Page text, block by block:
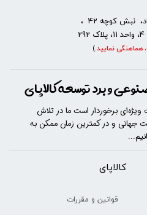
​​کالاپای
قوانین و مقررات
و برد توسعه کالاپای
ویژه‌ای برخوردار است ما در تلاش
جهانی و در کمترین زمان ممکن به
نبش کوچه 42 ،
هماهنگی نمایید.
)